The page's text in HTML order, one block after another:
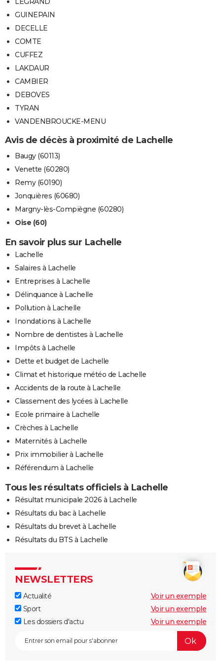
GUINEPAIN
DECELLE
COMTE
CUFFEZ
LAKDAUR
CAMBIER
DEBOVES
TYRAN
VANDENBROUCKE-MENU
Avis de décès à proximité de Lachelle
Baugy (60113)
Venette (60280)
Remy (60190)
Jonquières (60680)
Margny-lès-Compiègne (60280)
Oise (60)
En savoir plus sur Lachelle
Lachelle
Salaires à Lachelle
Entreprises à Lachelle
Délinquance à Lachelle
Pollution à Lachelle
Inondations à Lachelle
Nombre de dentistes à Lachelle
Impôts à Lachelle
Dette et budget de Lachelle
Climat et historique météo de Lachelle
Accidents de la route à Lachelle
Classement des lycées à Lachelle
Ecole primaire à Lachelle
Crèches à Lachelle
Maternités à Lachelle
Prix immobilier à Lachelle
Référendum à Lachelle
Tous les résultats officiels à Lachelle
Résultat municipale 2026 à Lachelle
Résultats du bac à Lachelle
Résultats du brevet à Lachelle
Résultats du BTS à Lachelle
NEWSLETTERS
Actualité
Voir un exemple
Sport
Voir un exemple
Les dossiers d'actu
Voir un exemple